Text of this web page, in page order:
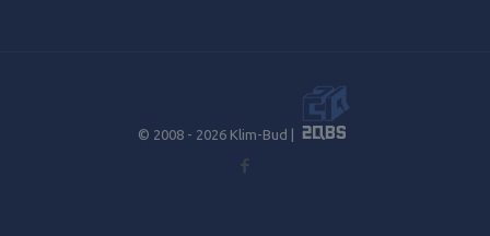
© 2008 - 2026 Klim-Bud |